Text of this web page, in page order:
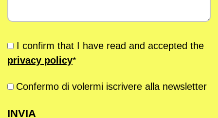
I confirm that I have read and accepted the
privacy policy*
Confermo di volermi iscrivere alla newsletter